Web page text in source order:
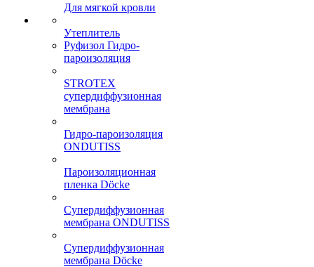
Для мягкой кровли
Утеплитель
Руфизол Гидро-
пароизоляция
STROTEX
супердиффузионная
мембрана
Гидро-пароизоляция
ONDUTISS
Пароизоляционная
пленка Döcke
Супердиффузионная
мембрана ONDUTISS
Супердиффузионная
мембрана Döcke